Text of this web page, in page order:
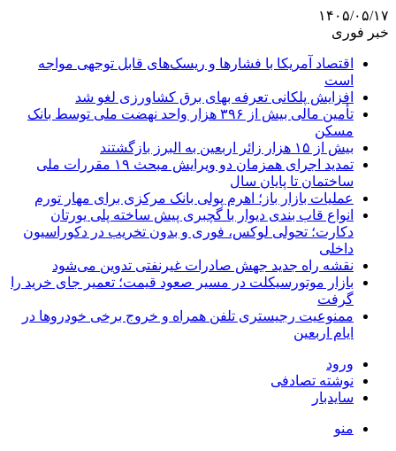
۱۴۰۵/۰۵/۱۷
خبر فوری
اقتصاد آمریکا با فشارها و ریسک‌های قابل توجهی مواجه
است
افزایش پلکانی تعرفه بهای برق کشاورزی لغو شد
تأمین مالی بیش از ۳۹۶ هزار واحد نهضت ملی توسط بانک
مسکن
بیش از ۱۵ هزار زائر اربعین به البرز بازگشتند
تمدید اجرای همزمان دو ویرایش مبحث ۱۹ مقررات ملی
ساختمان تا پایان سال
عملیات بازار باز؛ اهرم پولی بانک مرکزی برای مهار تورم
انواع قاب بندی دیوار با گچبری پیش ساخته پلی یورتان
دکارت؛ تحولی لوکس، فوری و بدون تخریب در دکوراسیون
داخلی
نقشه راه جدید جهش صادرات غیرنفتی تدوین می‌شود
بازار موتورسیکلت در مسیر صعود قیمت؛ تعمیر جای خرید را
گرفت
ممنوعیت رجیستری تلفن همراه و خروج برخی خودروها در
ایام اربعین
ورود
نوشته تصادفی
سایدبار
منو